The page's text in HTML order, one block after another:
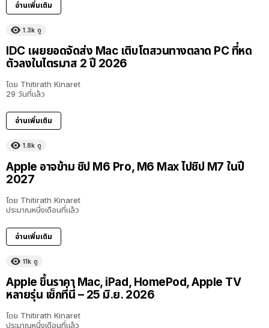
อ่านเพิ่มเติม
1.3k ดู
IDC เผยยอดจัดส่ง Mac เติบโตสวนทางตลาด PC ที่หด
ตัวลงในไตรมาส 2 ปี 2026
โดย Thitirath Kinaret
29 วันที่แล้ว
อ่านเพิ่มเติม
1.8k ดู
Apple อาจข้าม ชิป M6 Pro, M6 Max ไปชิป M7 ในปี
2027
โดย Thitirath Kinaret
ประมาณหนึ่งเดือนที่แล้ว
อ่านเพิ่มเติม
11k ดู
Apple ขึ้นราคา Mac, iPad, HomePod, Apple TV
หลายรุ่น เช็กที่นี่ – 25 มิ.ย. 2026
โดย Thitirath Kinaret
ประมาณหนึ่งเดือนที่แล้ว